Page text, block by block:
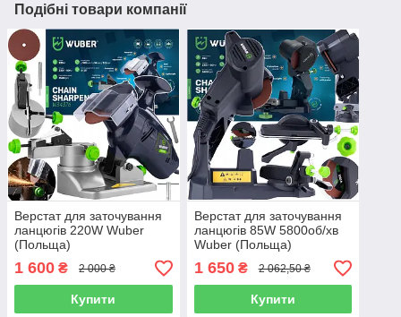
Подібні товари компанії
Верстат для заточування
ланцюгів 220W Wuber
(Польща)
1 600 ₴ 2 000 ₴
Купити
Верстат для заточування
ланцюгів 85W 5800об/хв
Wuber (Польща)
1 650₴ 2 062,50 ₴
Купити